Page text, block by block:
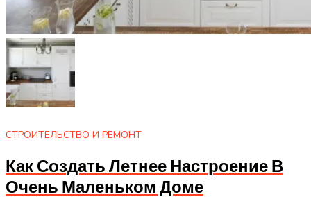
СТРОИТЕЛЬСТВО И РЕМОНТ
Как Создать Летнее Настроение В
Очень Маленьком Доме